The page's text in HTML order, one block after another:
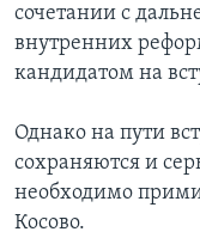
сочетании с
внутренних
кандидатом на
Однако на пути
сохраняются и
необходимо
Косово.